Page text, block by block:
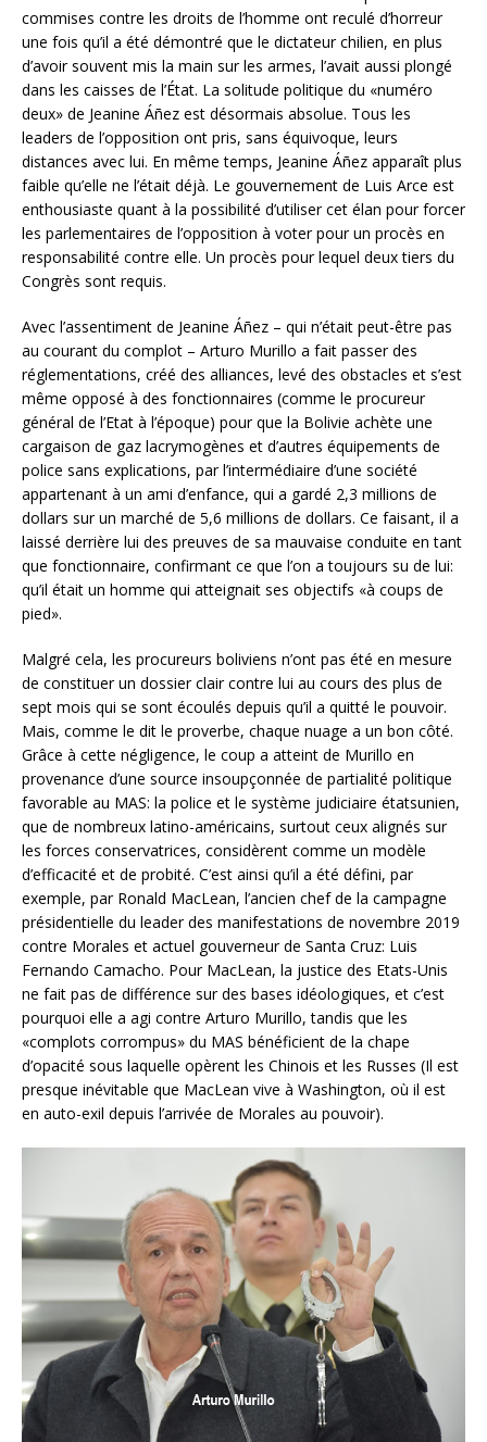
commises contre les droits de l’homme ont reculé d’horreur
une fois qu’il a été démontré que le dictateur chilien, en plus
d’avoir souvent mis la main sur les armes, l’avait aussi plongé
dans les caisses de l’État. La solitude politique du «numéro
deux» de Jeanine Áñez est désormais absolue. Tous les
leaders de l’opposition ont pris, sans équivoque, leurs
distances avec lui. En même temps, Jeanine Áñez apparaît plus
faible qu’elle ne l’était déjà. Le gouvernement de Luis Arce est
enthousiaste quant à la possibilité d’utiliser cet élan pour forcer
les parlementaires de l’opposition à voter pour un procès en
responsabilité contre elle. Un procès pour lequel deux tiers du
Congrès sont requis.
Avec l’assentiment de Jeanine Áñez – qui n’était peut-être pas
au courant du complot – Arturo Murillo a fait passer des
réglementations, créé des alliances, levé des obstacles et s’est
même opposé à des fonctionnaires (comme le procureur
général de l’Etat à l’époque) pour que la Bolivie achète une
cargaison de gaz lacrymogènes et d’autres équipements de
police sans explications, par l’intermédiaire d’une société
appartenant à un ami d’enfance, qui a gardé 2,3 millions de
dollars sur un marché de 5,6 millions de dollars. Ce faisant, il a
laissé derrière lui des preuves de sa mauvaise conduite en tant
que fonctionnaire, confirmant ce que l’on a toujours su de lui:
qu’il était un homme qui atteignait ses objectifs «à coups de
pied».
Malgré cela, les procureurs boliviens n’ont pas été en mesure
de constituer un dossier clair contre lui au cours des plus de
sept mois qui se sont écoulés depuis qu’il a quitté le pouvoir.
Mais, comme le dit le proverbe, chaque nuage a un bon côté.
Grâce à cette négligence, le coup a atteint de Murillo en
provenance d’une source insoupçonnée de partialité politique
favorable au MAS: la police et le système judiciaire étatsunien,
que de nombreux latino-américains, surtout ceux alignés sur
les forces conservatrices, considèrent comme un modèle
d’efficacité et de probité. C’est ainsi qu’il a été défini, par
exemple, par Ronald MacLean, l’ancien chef de la campagne
présidentielle du leader des manifestations de novembre 2019
contre Morales et actuel gouverneur de Santa Cruz: Luis
Fernando Camacho. Pour MacLean, la justice des Etats-Unis
ne fait pas de différence sur des bases idéologiques, et c’est
pourquoi elle a agi contre Arturo Murillo, tandis que les
«complots corrompus» du MAS bénéficient de la chape
d’opacité sous laquelle opèrent les Chinois et les Russes (Il est
presque inévitable que MacLean vive à Washington, où il est
en auto-exil depuis l’arrivée de Morales au pouvoir).